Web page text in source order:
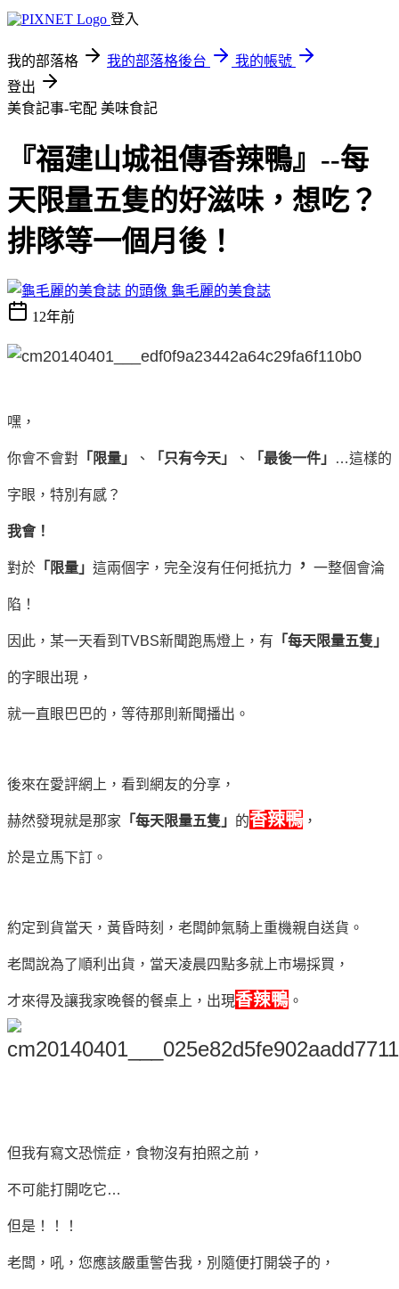
登入
我的部落格 我的部落格後台
我的帳號
登出
美食記事-宅配 美味食記
『福建山城祖傳香辣鴨』--每
天限量五隻的好滋味，想吃？
排隊等一個月後！
龜毛麗的美食誌
12年前
嘿，
你會不會對 「限量」 、 「只有今天」 、 「最後一件」 …這樣的
字眼，特別有感？
我會！
對於 「限量」 這兩個字，完全沒有任何抵抗力 ， 一整個會淪
陷！
因此，某一天看到TVBS新聞跑馬燈上，有 「每天限量五隻」
的字眼出現，
就一直眼巴巴的，等待那則新聞播出。
後來在愛評網上，看到網友的分享，
赫然發現就是那家 「每天限量五隻」 的香辣鴨 ，
於是立馬下訂。
約定到貨當天，黃昏時刻，老闆帥氣騎上重機親自送貨。
老闆說為了順利出貨，當天凌晨四點多就上市場採買，
才來得及讓我家晚餐的餐桌上，出現香辣鴨 。
但我有寫文恐慌症，食物沒有拍照之前，
不可能打開吃它…
但是！！！
老闆，吼，您應該嚴重警告我，別隨便打開袋子的，